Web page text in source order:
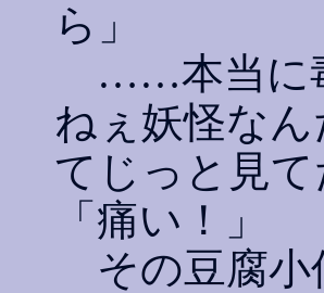
ら」
……本当に
ねぇ妖怪な
てじっと見
「痛い！」
その豆腐小